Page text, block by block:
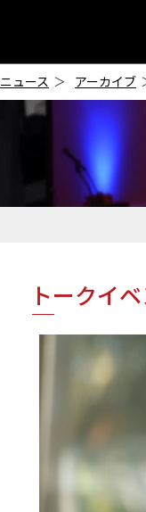
ニュース アーカイブ
トークイ